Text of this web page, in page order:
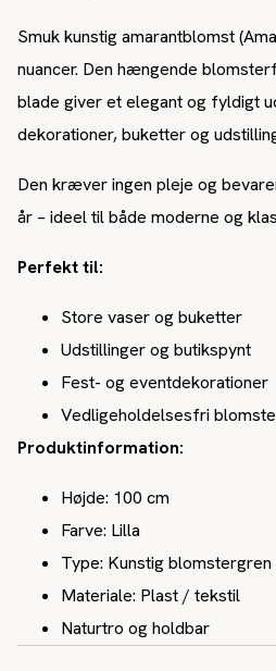
Smuk kunstig amarantblomst
nuancer. Den hængende
blade giver et elegant og fyldigt
dekorationer, buketter og
Den kræver ingen pleje og
år – ideel til både moderne og
Perfekt til:
Store vaser og buketter
Udstillinger og butikspynt
Fest- og eventdekorationer
Vedligeholdelsesfri
Produktinformation:
Højde: 100 cm
Farve: Lilla
Type: Kunstig blomstergren
Materiale: Plast / tekstil
Naturtro og holdbar